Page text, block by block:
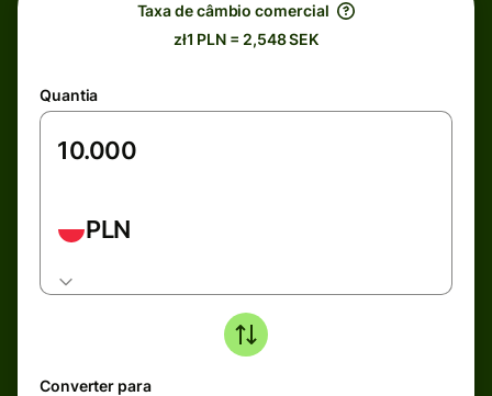
Taxa de câmbio comercial
zł1 PLN = 2,548 SEK
Quantia
PLN
Converter para